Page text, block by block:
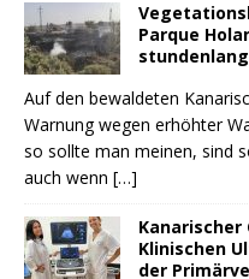
Parque
stundenlang
Auf den bewaldeten
Warnung wegen erhöhter
so sollte man meinen, sind
auch wenn […]
Klinischen
der